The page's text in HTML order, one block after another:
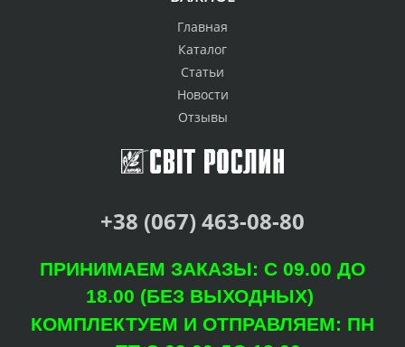
Главная
Каталог
Статьи
Новости
Отзывы
+38 (067) 463-08-80
ПРИНИМАЕМ ЗАКАЗЫ: С 09.00 ДО
18.00 (БЕЗ ВЫХОДНЫХ)
КОМПЛЕКТУЕМ И ОТПРАВЛЯЕМ: ПН